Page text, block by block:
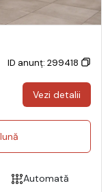
ID anunț: 299418
Vezi detalii
Automată